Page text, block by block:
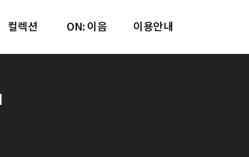
컬렉션 ON: 이음 이용안내